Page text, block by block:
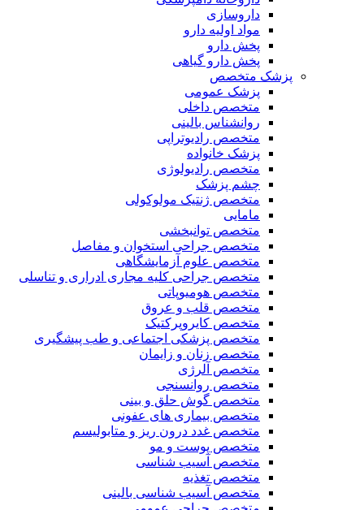
داروسازی
مواد اولیه دارو
پخش دارو
پخش دارو گیاهی
پزشک متخصص
پزشک عمومی
متخصص داخلی
روانشناس بالینی
متخصص رادیوتراپی
پزشک خانواده
متخصص رادیولوژی
چشم پزشک
متخصص ژنتیک مولوکولی
مامایی
متخصص توانبخشی
متخصص جراحی استخوان و مفاصل
متخصص علوم آزمایشگاهی
متخصص جراحی کلیه مجاری ادراری و تناسلی
متخصص هومیوپاتی
متخصص قلب و عروق
متخصص کایروپرکتیک
متخصص پزشکی اجتماعی و طب پیشگیری
متخصص زنان و زایمان
متخصص آلرژی
متخصص روانسنجی
متخصص گوش حلق و بینی
متخصص بیماری های عفونی
متخصص غدد درون ریز و متابولیسم
متخصص پوست و مو
متخصص آسیب شناسی
متخصص تغذیه
متخصص آسیب شناسی بالینی